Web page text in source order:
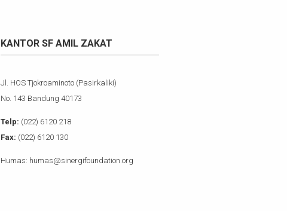
KANTOR SF AMIL ZAKAT
Jl. HOS Tjokroaminoto (Pasirkaliki)
No. 143 Bandung 40173
Telp: (022) 6120 218
Fax: (022) 6120 130
Humas: humas@sinergifoundation.org